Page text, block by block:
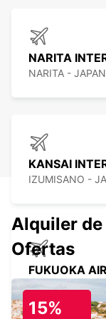
NARITA
NARITA - JAPAN
KANSAI
IZUMISANO -
FUKUOKA
TERMINAL
FUKUOKA -
Alquiler
Ofertas
15%